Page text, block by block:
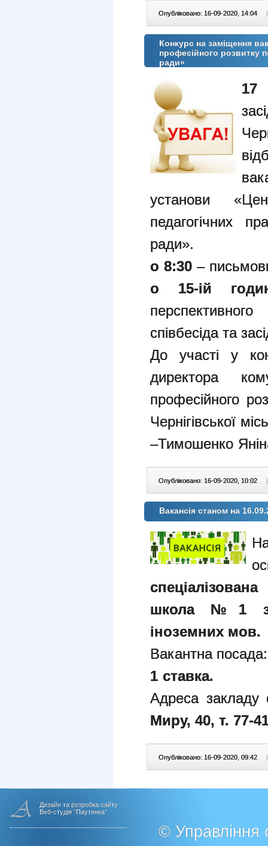
Опубліковано: 16-09-2020, 14:04 |
Конкурс на заміщення
професійного розвитку
ради»
17
установи
педагогічних
ради».
о 8:30 –
о 15-ій
співбесіда та
До участі у
директора
професійного
Чернігівської
–Тимошенко
Опубліковано: 16-09-2020, 10:02 |
Вакансія станом на
школа №1 з
іноземних мов.
Вакантна
1 ставка.
Адреса закладу
Миру, 40, т. 77-
Опубліковано: 16-09-2020, 09:42 |
Дизайн та розробка сайту
Веб-студія "Паутинка"
© Управління